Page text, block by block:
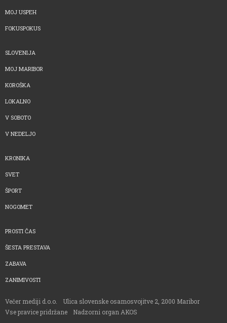
MOJ USPEH
FOKUSPOKUS
SLOVENIJA
MOJ MARIBOR
KOROŠKA
LOKALNO
V SOBOTO
V NEDELJO
KRONIKA
SVET
ŠPORT
NOGOMET
PROSTI ČAS
ŠESTA PRESTAVA
ZABAVA
ZANIMIVOSTI
Večer mediji d.o.o.
Ulica slovenske osamosvojitve 2, 2000 Maribor
Vse pravice pridržane
Nadzorni organ AKOS